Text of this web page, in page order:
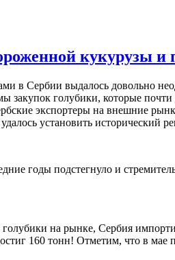
кукурузы
в Сербии выдалось довольно
голубики, которые
экспортеры на внешние
установить исторический
годы подстегнуло и
на рынке, Сербия
160 тонн! Отметим, что в